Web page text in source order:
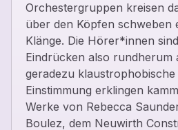
Orchestergruppen kreisen
über den Köpfen schweben
Klänge. Die Hörer*innen
Eindrücken also rundherum
geradezu
Einstimmung erklingen
Werke von Rebecca
Boulez, dem Neuwirth